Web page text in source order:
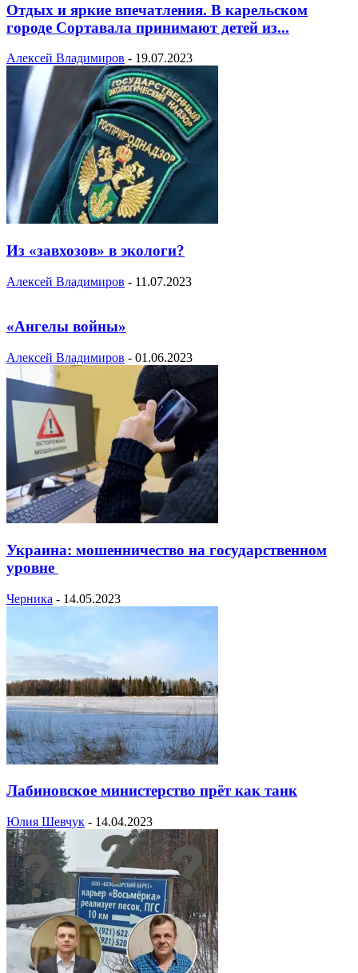
Отдых и яркие впечатления. В карельском
городе Сортавала принимают детей из...
Алексей Владимиров - 19.07.2023
Из «завхозов» в экологи?
Алексей Владимиров - 11.07.2023
«Ангелы войны»
Алексей Владимиров - 01.06.2023
Украина: мошенничество на государственном
уровне
Черника - 14.05.2023
Лабиновское министерство прёт как танк
Юлия Шевчук - 14.04.2023